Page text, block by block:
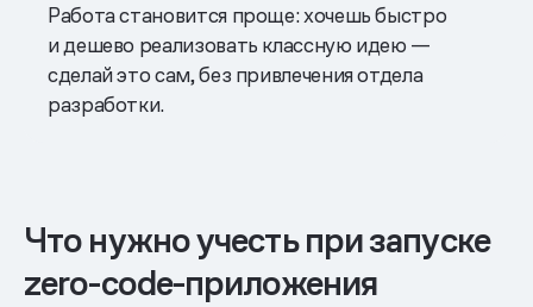
Работа становится проще: хочешь быстро
и дешево реализовать классную идею —
сделай это сам, без привлечения отдела
разработки.
Что нужно учесть при запуске
zero-code-приложения